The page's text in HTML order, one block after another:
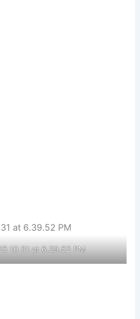
10 31 at 6.39.52 PM